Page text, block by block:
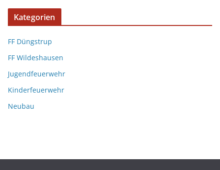
Kategorien
FF Düngstrup
FF Wildeshausen
Jugendfeuerwehr
Kinderfeuerwehr
Neubau